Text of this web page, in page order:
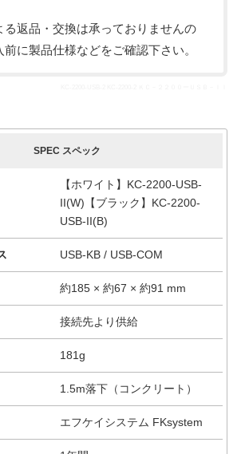
る返品・交換は承っておりませんの
に製品仕様などをご確認下さい。
SPEC スペック
【ホワイト】KC-2200-USB-
II(W)【ブラック】KC-2200-
USB-II(B)
USB-KB / USB-COM
約185 × 約67 × 約91 mm
接続先より供給
181g
1.5m落下（コンクリート）
エフケイシステム FKsystem